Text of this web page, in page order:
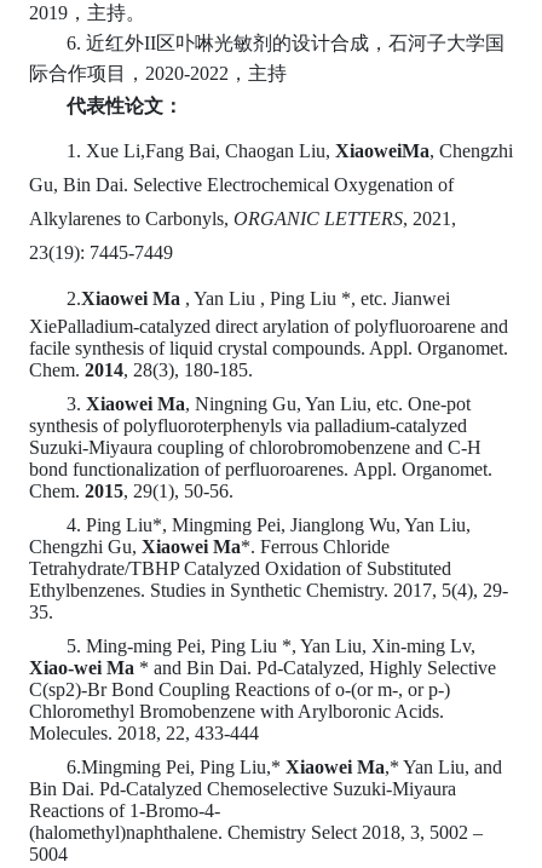
2019 ，主持。
6. 近红外II区卟啉光敏剂的设计合成 ， 石河子大学国
际合作项目 ， 2020-2022 ，主持
代表性论文：
1. Xue Li,Fang Bai, Chaogan Liu, XiaoweiMa, Chengzhi
Gu, Bin Dai. Selective Electrochemical Oxygenation of
Alkylarenes to Carbonyls, ORGANIC LETTERS, 2021,
23(19): 7445-7449
2.Xiaowei Ma , Yan Liu , Ping Liu *, etc. Jianwei
XiePalladium-catalyzed direct arylation of polyfluoroarene and
facile synthesis of liquid crystal compounds. Appl. Organomet.
Chem. 2014, 28(3), 180-185.
3. Xiaowei Ma, Ningning Gu, Yan Liu, etc. One-pot
synthesis of polyfluoroterphenyls via palladium-catalyzed
Suzuki-Miyaura coupling of chlorobromobenzene and C-H
bond functionalization of perfluoroarenes. Appl. Organomet.
Chem. 2015, 29(1), 50-56.
4. Ping Liu*, Mingming Pei, Jianglong Wu, Yan Liu,
Chengzhi Gu, Xiaowei Ma*. Ferrous Chloride
Tetrahydrate/TBHP Catalyzed Oxidation of Substituted
Ethylbenzenes. Studies in Synthetic Chemistry. 2017, 5(4), 29-
35.
5. Ming-ming Pei, Ping Liu *, Yan Liu, Xin-ming Lv,
Xiao-wei Ma * and Bin Dai. Pd-Catalyzed, Highly Selective
C(sp2)-Br Bond Coupling Reactions of o-(or m-, or p-)
Chloromethyl Bromobenzene with Arylboronic Acids.
Molecules. 2018, 22, 433-444
6.Mingming Pei, Ping Liu,* Xiaowei Ma,* Yan Liu, and
Bin Dai. Pd-Catalyzed Chemoselective Suzuki-Miyaura
Reactions of 1-Bromo-4-
(halomethyl)naphthalene. Chemistry Select 2018, 3, 5002 –
5004